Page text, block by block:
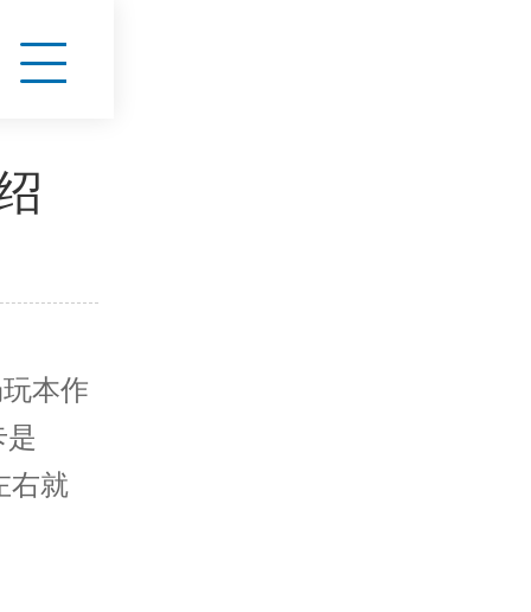
本作
是
右就